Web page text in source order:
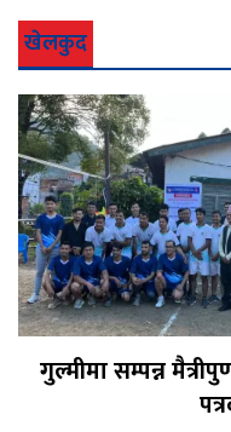
खेलकुद
गुल्मीमा सम्पन्न